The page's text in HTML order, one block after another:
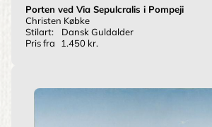
Porten ved Via Sepulcralis i Pompeji
Christen Købke
Stilart:
Dansk Guldalder
Pris fra
1.450 kr.